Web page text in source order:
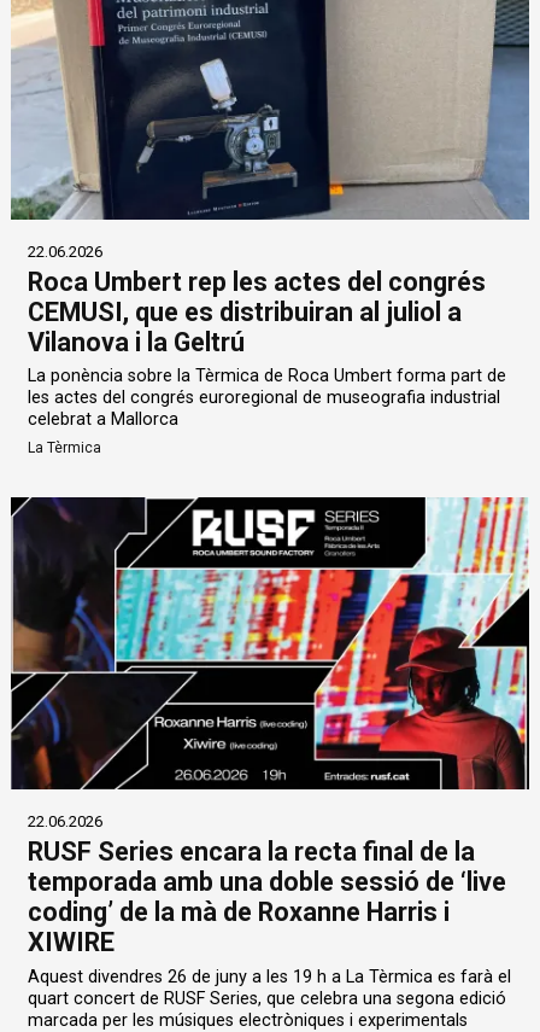
22.06.2026
Roca Umbert rep les actes del congrés
CEMUSI, que es distribuiran al juliol a
Vilanova i la Geltrú
La ponència sobre la Tèrmica de Roca Umbert forma part de
les actes del congrés euroregional de museografia industrial
celebrat a Mallorca
La Tèrmica
22.06.2026
RUSF Series encara la recta final de la
temporada amb una doble sessió de ‘live
coding’ de la mà de Roxanne Harris i
XIWIRE
Aquest divendres 26 de juny a les 19 h a La Tèrmica es farà el
quart concert de RUSF Series, que celebra una segona edició
marcada per les músiques electròniques i experimentals